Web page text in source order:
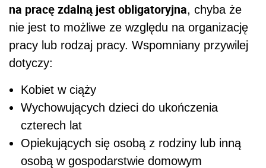
na pracę zdalną jest obligatoryjna, chyba że
nie jest to możliwe ze względu na organizację
pracy lub rodzaj pracy. Wspomniany przywilej
dotyczy:
Kobiet w ciąży
Wychowujących dzieci do ukończenia
czterech lat
Opiekujących się osobą z rodziny lub inną
osobą w gospodarstwie domowym